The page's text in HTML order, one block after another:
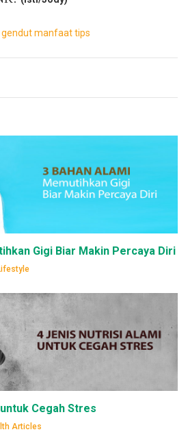
gendutmanfaattips
Gigi Biar Makin Percaya Diri
Cegah Stres
Articles